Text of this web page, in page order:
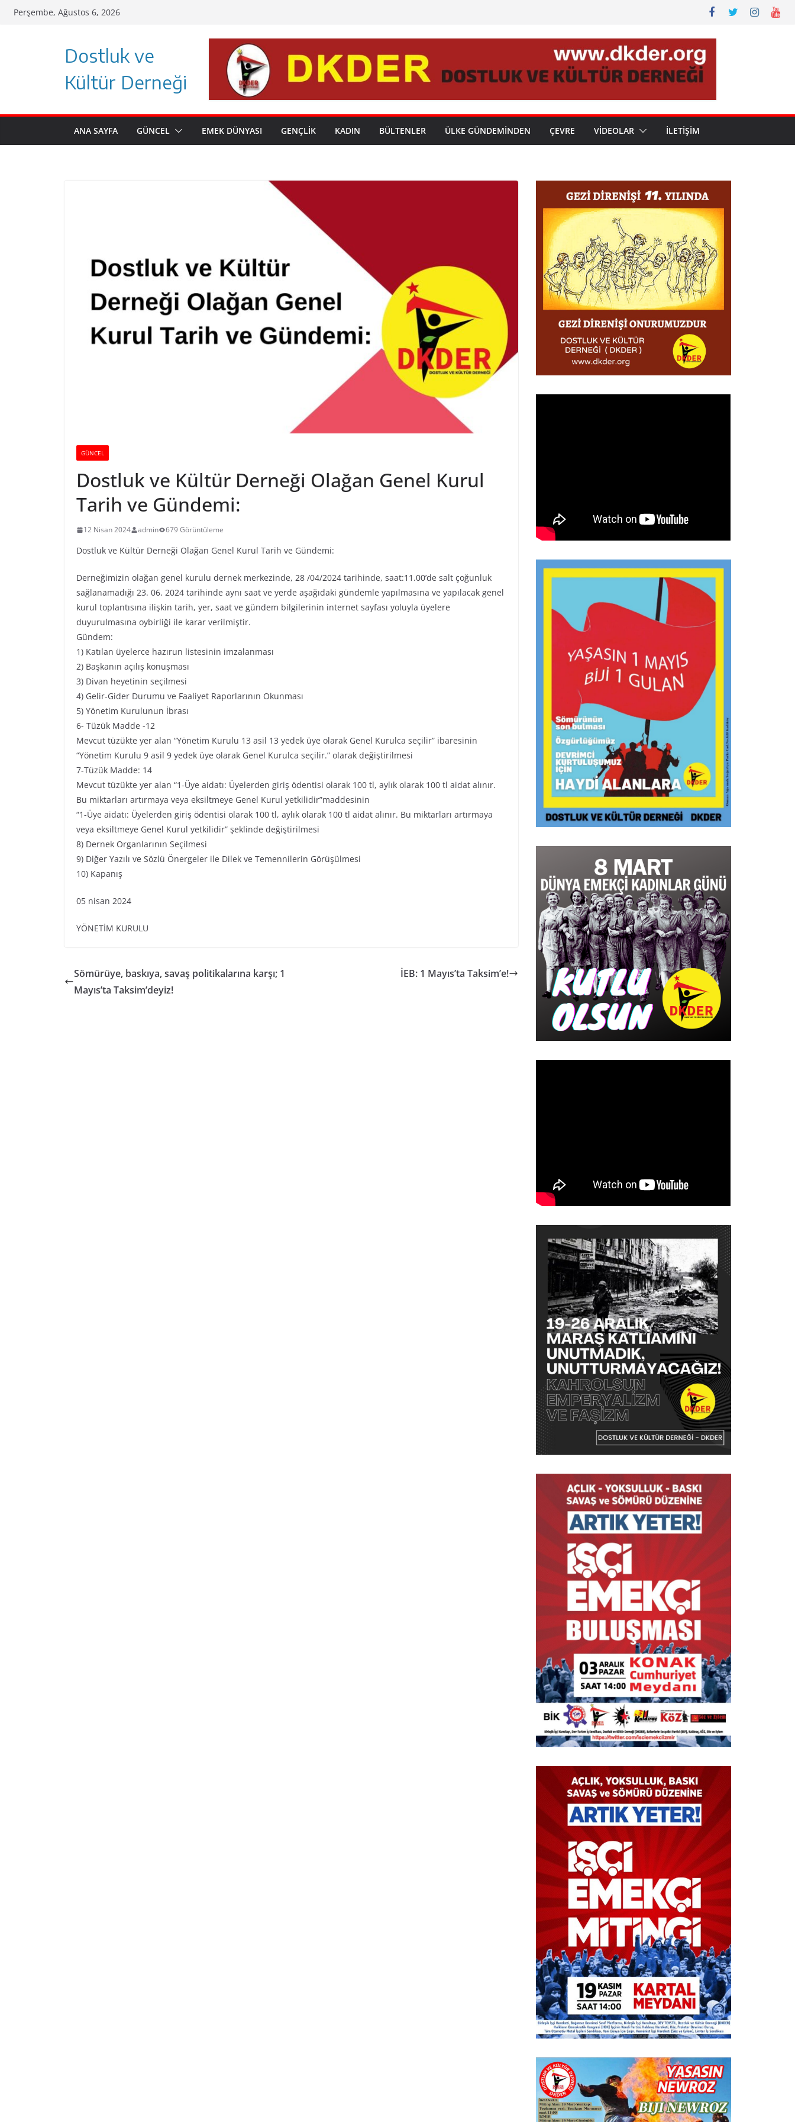
SkipPerşembe, Ağustos 6, 2026
Dostluk ve
Kültür Derneği
ANA SAYFA GÜNCEL EMEK DÜNYASI GENÇLİK KADIN BÜLTENLER ÜLKE GÜNDEMİNDEN ÇEVRE VİDEOLAR İLETİŞİM
GÜNCEL
Dostluk ve Kültür Derneği Olağan Genel Kurul
Tarih ve Gündemi:
12 Nisan 2024 admin 679 Görüntüleme
Dostluk ve Kültür Derneği Olağan Genel Kurul Tarih ve Gündemi:
Derneğimizin olağan genel kurulu dernek merkezinde, 28 /04/2024 tarihinde, saat:11.00’de salt çoğunluk
sağlanamadığı 23. 06. 2024 tarihinde aynı saat ve yerde aşağıdaki gündemle yapılmasına ve yapılacak genel
kurul toplantısına ilişkin tarih, yer, saat ve gündem bilgilerinin internet sayfası yoluyla üyelere
duyurulmasına oybirliği ile karar verilmiştir.
Gündem:
1) Katılan üyelerce hazırun listesinin imzalanması
2) Başkanın açılış konuşması
3) Divan heyetinin seçilmesi
4) Gelir-Gider Durumu ve Faaliyet Raporlarının Okunması
5) Yönetim Kurulunun İbrası
6- Tüzük Madde -12
Mevcut tüzükte yer alan “Yönetim Kurulu 13 asil 13 yedek üye olarak Genel Kurulca seçilir” ibaresinin
“Yönetim Kurulu 9 asil 9 yedek üye olarak Genel Kurulca seçilir.” olarak değiştirilmesi
7-Tüzük Madde: 14
Mevcut tüzükte yer alan “1-Üye aidatı: Üyelerden giriş ödentisi olarak 100 tl, aylık olarak 100 tl aidat alınır.
Bu miktarları artırmaya veya eksiltmeye Genel Kurul yetkilidir”maddesinin
“1-Üye aidatı: Üyelerden giriş ödentisi olarak 100 tl, aylık olarak 100 tl aidat alınır. Bu miktarları artırmaya
veya eksiltmeye Genel Kurul yetkilidir” şeklinde değiştirilmesi
8) Dernek Organlarının Seçilmesi
9) Diğer Yazılı ve Sözlü Önergeler ile Dilek ve Temennilerin Görüşülmesi
10) Kapanış
05 nisan 2024
YÖNETİM KURULU
Sömürüye, baskıya, savaş politikalarına karşı; 1
Mayıs’ta Taksim’deyiz!
İEB: 1 Mayıs’ta Taksim’e!